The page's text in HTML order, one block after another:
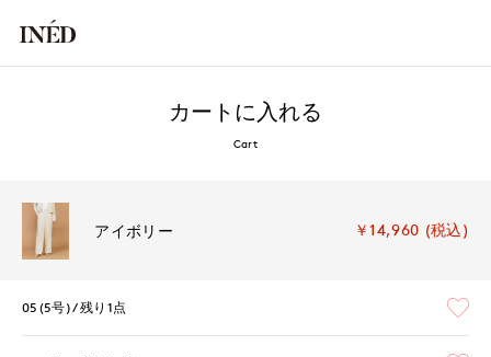
カートに入れる
Cart
アイボリー ￥14,960 (税込)
05(5号) 残り1点